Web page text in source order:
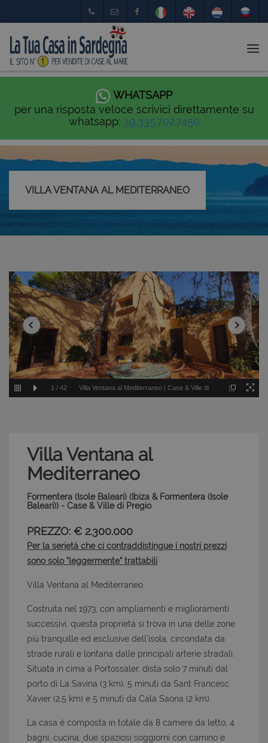
WHATSAPP
per una risposta veloce scrivici direttamente su
whatsapp: 39.335.702.7450
VILLA VENTANA AL MEDITERRANEO
1 / 42 Villa Ventana al Mediterraneo | Case & Ville di
Villa Ventana al
Mediterraneo
Formentera (Isole Baleari) (Ibiza & Formentera (Isole
Baleari)) - Case & Ville di Pregio
PREZZO: € 2.300.000
Per la serietà che ci contraddistingue i nostri prezzi
sono solo "leggermente" trattabili
Villa Ventana al Mediterraneo
Costruita nel 1973, con ampliamenti e miglioramenti
successivi, questa proprietà si trova in una delle zone
più tranquille ed esclusive dell'isola, circondata da
strade rurali e lontana dalle principali arterie stradali.
Situata in cima a Portossaler, dista solo 7 minuti dal
porto di La Savina (3 km), 5 minuti da Sant Francesc
Xavier (2,5 km) e 5 minuti da Cala Saona (2 km).
La casa è composta in totale da 8 camere da letto, 4
bagni, cucina, due spaziosi soggiorni con camino e